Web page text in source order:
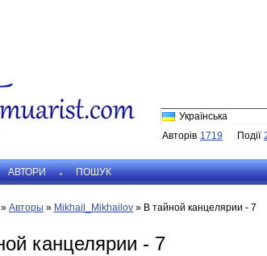
Українська
Авторів 1719 Події
АВТОРИ ПОШУК
» Авторы » Mikhail_Mikhailov » В тайной канцелярии - 7
канцелярии - 7